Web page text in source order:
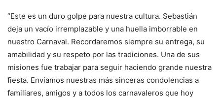
“Este es un duro golpe para nuestra cultura. Sebastián
deja un vacío irremplazable y una huella imborrable en
nuestro Carnaval. Recordaremos siempre su entrega, su
amabilidad y su respeto por las tradiciones. Una de sus
misiones fue trabajar para seguir haciendo grande nuestra
fiesta. Enviamos nuestras más sinceras condolencias a
familiares, amigos y a todos los carnavaleros que hoy